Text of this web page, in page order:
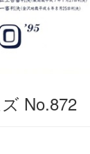
No.872